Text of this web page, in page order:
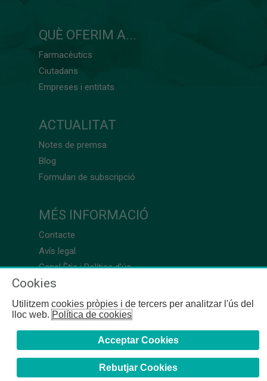
QUÈ OFERIM A...
Farmacèutics
Ciutadans
Empreses i entitats
ACTUALITAT
Notes de premsa
Blog
Formulari de subscripció
MÉS INFORMACIÓ
Contacte
Avís legal
Canal Ètic i Política d’ús
Cookies
Utilitzem cookies pròpies i de tercers per analitzar l'ús del
lloc web.Política de cookies
Acceptar Cookies
Rebutjar Cookies